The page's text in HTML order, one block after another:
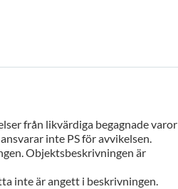
från likvärdiga begagnade varor
inte PS för avvikelsen.
Objektsbeskrivningen är
inte är angett i beskrivningen.